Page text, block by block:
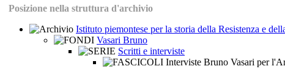
Posizione nella struttura d'archivio
Istituto piemontese per la storia della Resistenza e
Vasari Bruno
Scritti e interviste
Interviste Bruno Vasari per